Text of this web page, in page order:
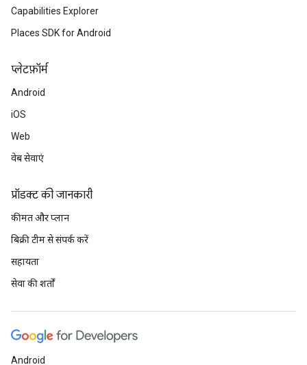
Capabilities Explorer
Places SDK for Android
प्‍लेटफ़ॉर्म
Android
iOS
Web
वेब सेवाएं
प्रॉडक्ट की जानकारी
कीमत और प्लान
बिक्री टीम से संपर्क करें
सहायता
सेवा की शर्तों
Android